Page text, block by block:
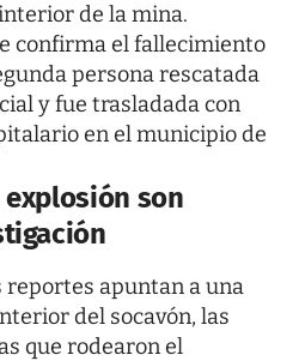
de la mina.
confirma el fallecimiento
persona rescatada
y fue trasladada con
en el municipio de
explosión son
apuntan a una
del socavón, las
que rodearon el